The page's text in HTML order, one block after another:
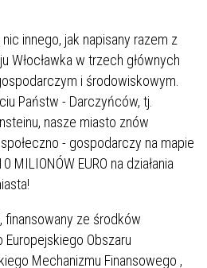
innego, jak napisany razem z
Włocławka w trzech głównych
i środowiskowym.
Państw - Darczyńców, tj.
nasze miasto znów
- gospodarczy na mapie
MILIONÓW EURO na działania
finansowany ze środków
Obszaru
Mechanizmu Finansowego ,